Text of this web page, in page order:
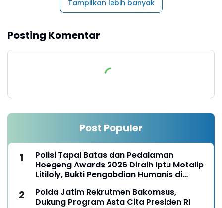
Tampilkan lebih banyak
Posting Komentar
Post Populer
Polisi Tapal Batas dan Pedalaman
Hoegeng Awards 2026 Diraih Iptu Motalip
Litiloly, Bukti Pengabdian Humanis di
Polda Jatim Rekrutmen Bakomsus,
Dukung Program Asta Cita Presiden RI